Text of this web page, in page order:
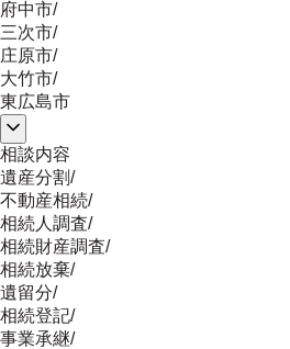
府中市/
三次市/
庄原市/
大竹市/
東広島市
相談内容
遺産分割/
不動産相続/
相続人調査/
相続財産調査/
相続放棄/
遺留分/
相続登記/
事業承継/